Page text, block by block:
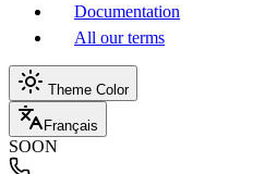
Documentation
All our terms
Theme Color
Français
SOON